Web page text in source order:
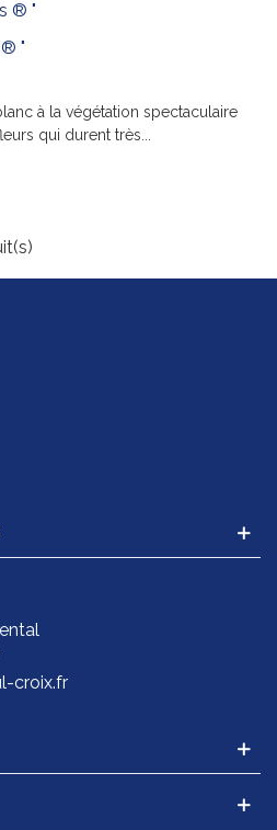
"
à la végétation spectaculaire
qui durent très...
croix.fr